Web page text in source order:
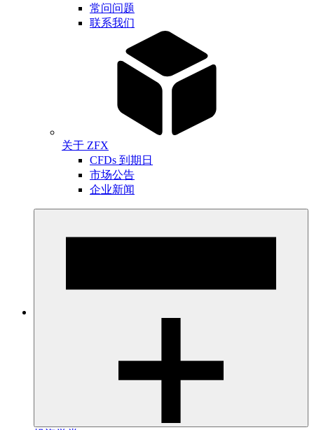
常问问题
联系我们
关于 ZFX
CFDs 到期日
市场公告
企业新闻